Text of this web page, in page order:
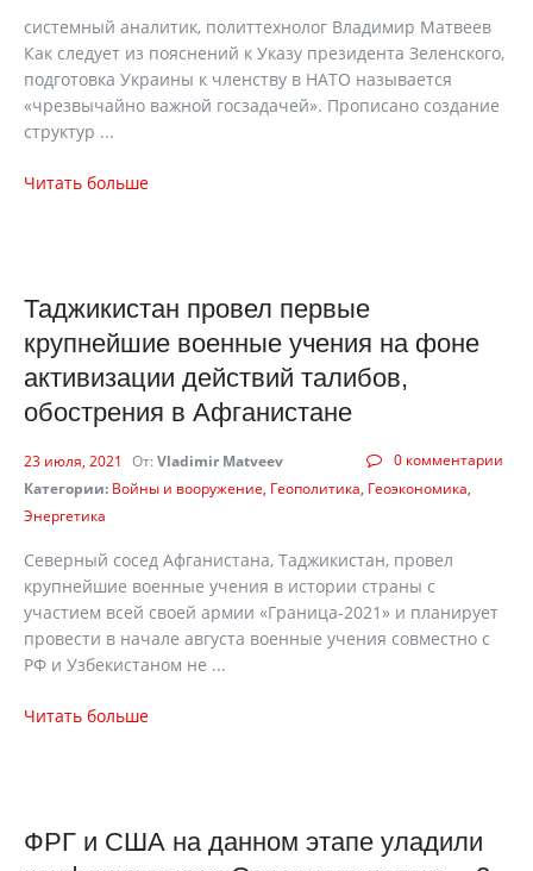
системный аналитик, политтехнолог Владимир Матвеев
Как следует из пояснений к Указу президента Зеленского,
подготовка Украины к членству в НАТО называется
«чрезвычайно важной госзадачей». Прописано создание
структур ...
Читать больше
Таджикистан провел первые
крупнейшие военные учения на фоне
активизации действий талибов,
обострения в Афганистане
0 комментарии
23 июля, 2021 От: Vladimir Matveev
Категории: Войны и вооружение Геополитика Геоэкономика
Энергетика
Северный сосед Афганистана, Таджикистан, провел
крупнейшие военные учения в истории страны с
участием всей своей армии «Граница-2021» и планирует
провести в начале августа военные учения совместно с
РФ и Узбекистаном не ...
Читать больше
ФРГ и США на данном этапе уладили